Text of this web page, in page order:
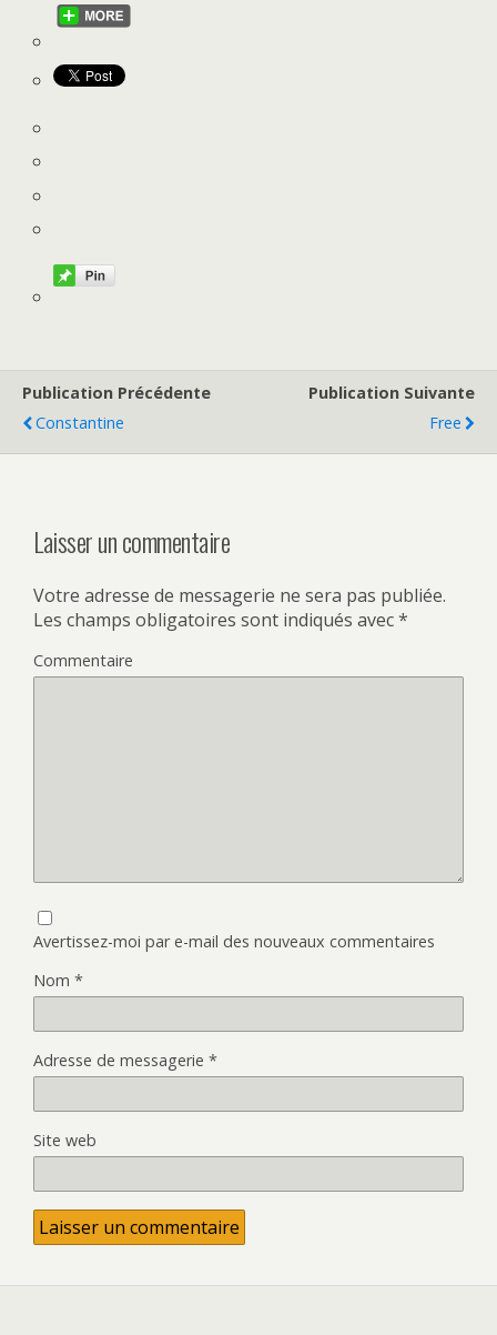
Publication Précédente
Constantine
Publication Suivante
Free
Laisser un commentaire
Votre adresse de messagerie ne sera pas publiée.
Les champs obligatoires sont indiqués avec*
Commentaire
Avertissez-moi par e-mail des nouveaux commentaires
Nom *
Adresse de messagerie *
Site web